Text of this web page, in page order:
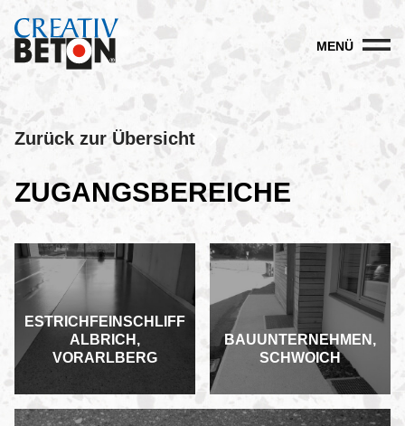
MENÜ
Zurück zur Übersicht
ZUGANGSBEREICHE
ESTRICHFEINSCHLIFF
ALBRICH,
VORARLBERG
BAUUNTERNEHMEN,
SCHWOICH